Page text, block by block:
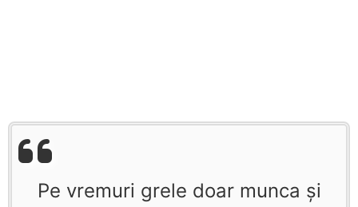
Pe vremuri grele doar munca și